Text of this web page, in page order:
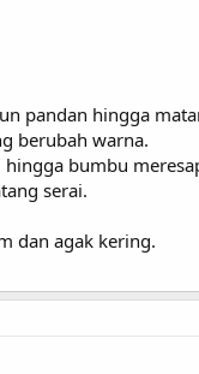
pandan hingga
berubah warna.
hingga bumbu
serai.
dan agak kering.